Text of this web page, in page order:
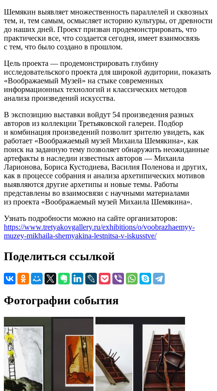
Шемякин выявляет множественность параллелей и сквозных
тем, и, тем самым, осмысляет историю культуры, от древности
до наших дней. Проект призван продемонстрировать, что
практически все, что создается сегодня, имеет взаимосвязь
с тем, что было создано в прошлом.
Цель проекта — продемонстрировать глубину
исследовательского проекта для широкой аудитории, показать
«Воображаемый Музей» на стыке современных
информационных технологий и классических методов
анализа произведений искусства.
В экспозицию выставки войдут 54 произведения разных
авторов из коллекции Третьяковской галереи. Подбор
и комбинация произведений позволит зрителю увидеть, как
работает «Воображаемый музей Михаила Шемякина», как
поиск на заданную тему позволяет обнаружить неожиданные
артефакты в наследии известных авторов — Михаила
Ларионова, Бориса Кустодиева, Василия Поленова и других,
как в процессе собрания и анализа архетипических мотивов
выявляются другие архетипы и новые темы. Работы
представлены во взаимосвязи с научными материалами
из проекта «Воображаемый музей Михаила Шемякина».
Узнать подробности можно на сайте организаторов:
https://www.tretyakovgallery.ru/exhibitions/o/voobrazhaemyy-
muzey-mikhaila-shemyakina-lestnitsa-v-iskusstve/
Поделиться ссылкой
Фотографии события